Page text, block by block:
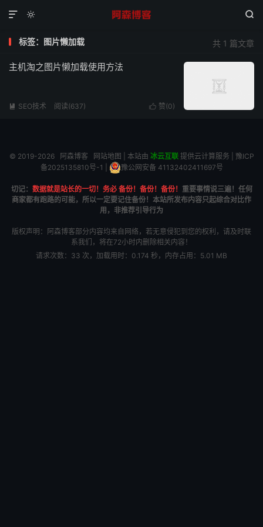
 

共 1 篇文章
标签：图片懒加载
主机淘之图片懒加载使用方法
 赞(0)
 SEO技术 阅读(637)
© 2019-2026 阿森博客 网站地图 | 本站由 冰云互联提供云计算服务 | 豫ICP
备2025135810号-1
豫公网安备 41132402411697号
切记： 数据就是站长的一切！务必 备份！备份！备份！ 重要事情说三遍！任何
商家都有跑路的可能，所以一定要记住备份！本站所发布内容只起综合对比作
用，非推荐引导行为
版权声明：阿森博客部分内容均来自网络，若无意侵犯到您的权利，请及时联
系我们，将在72小时内删除相关内容！
请求次数：33 次，加载用时：0.174 秒，内存占用：5.01 MB